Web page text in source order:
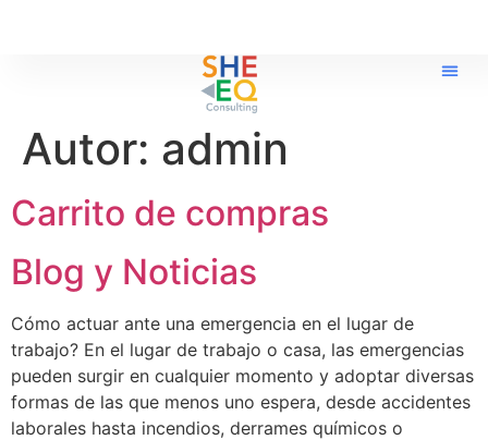
Autor: admin
Carrito de compras
Blog y Noticias
Cómo actuar ante una emergencia en el lugar de
trabajo? En el lugar de trabajo o casa, las emergencias
pueden surgir en cualquier momento y adoptar diversas
formas de las que menos uno espera, desde accidentes
laborales hasta incendios, derrames químicos o